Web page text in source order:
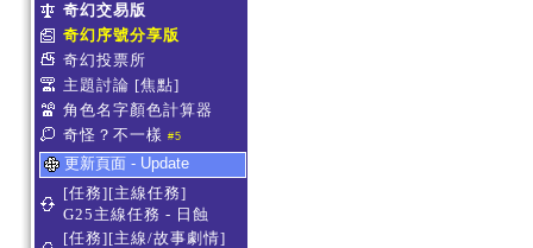
奇幻交易版
奇幻序號分享版
奇幻投票所
主題討論 [焦點]
角色名字顏色計算器
奇怪？不一樣 #5
更新頁面 - Update
[任務][主線任務]
G25主線任務 - 日蝕
[任務][主線/故事劇情]